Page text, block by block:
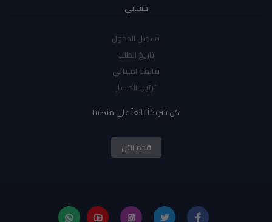
حسابي
تسجيل الدخول
تاريخ الطلب
قائمة امنياتي
ترتيب المسار
كن شريكاً بائعاً على منصتنا
قدم الآن